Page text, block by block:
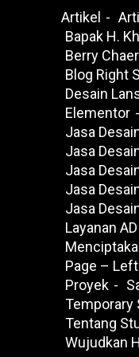
Artikel
Bapak H.
Berry
Blog Right
Desain
Elementor
Jasa
Jasa
Jasa
Jasa
Jasa
Layanan
Page –
Proyek
Temporary
Tentang
Wujudkan